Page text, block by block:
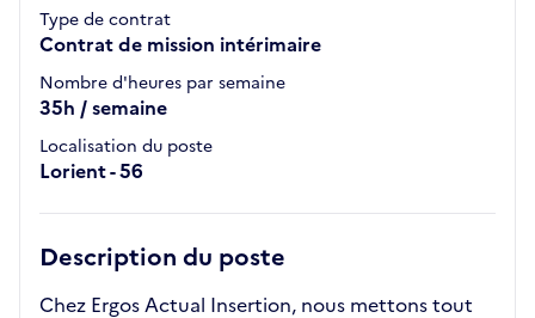
Type de contrat
Contrat de mission intérimaire
Nombre d'heures par semaine
35h / semaine
Localisation du poste
Lorient - 56
Description du poste
Chez Ergos Actual Insertion, nous mettons tout